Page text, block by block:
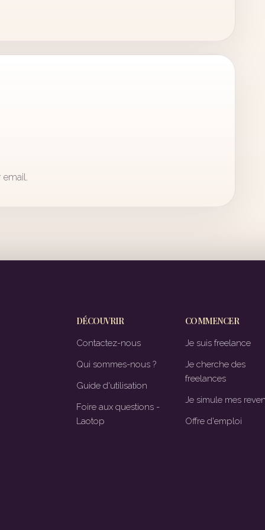
DÉCOUVRIR
Contactez-nous
Qui sommes-nous ?
Guide d'utilisation
Foire aux questions -
Laotop
COMMENCER
Je suis freelance
Je cherche des
freelances
Je simule mes
Offre d'emploi